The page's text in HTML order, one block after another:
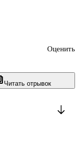
Читать отрывок
Оценить